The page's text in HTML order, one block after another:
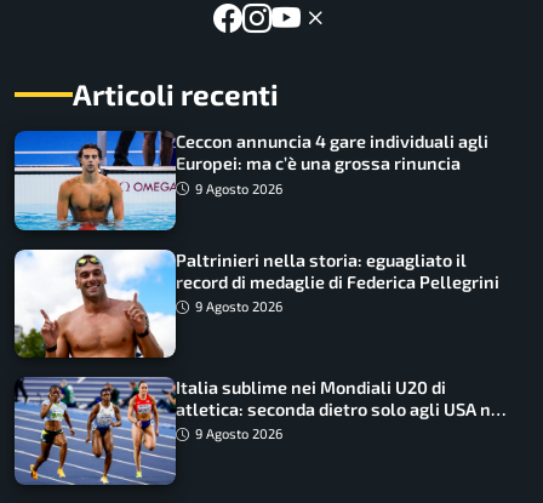
Articoli recenti
Ceccon annuncia 4 gare individuali agli
Europei: ma c’è una grossa rinuncia
9 Agosto 2026
Paltrinieri nella storia: eguagliato il
record di medaglie di Federica Pellegrini
9 Agosto 2026
Italia sublime nei Mondiali U20 di
atletica: seconda dietro solo agli USA nel
medagliere
9 Agosto 2026